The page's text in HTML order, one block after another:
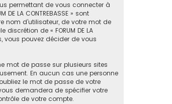
permettant de vous connecter à
LA CONTREBASSE » sont
nom d’utilisateur, de votre mot de
de « FORUM DE LA
vous pouvez décider de vous
mot de passe sur plusieurs sites
En aucun cas une personne
le mot de passe de votre
demandera de spécifier votre
de votre compte.